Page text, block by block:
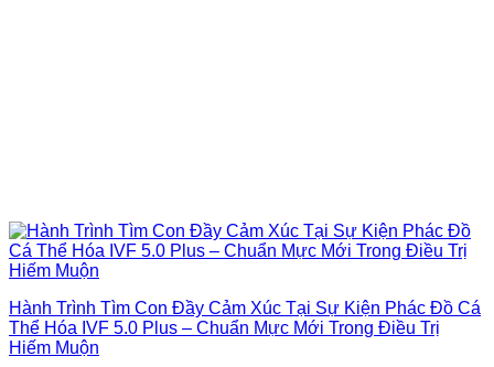
Hành Trình Tìm Con Đầy Cảm Xúc Tại Sự Kiện Phác Đồ Cá
Thể Hóa IVF 5.0 Plus – Chuẩn Mực Mới Trong Điều Trị
Hiếm Muộn